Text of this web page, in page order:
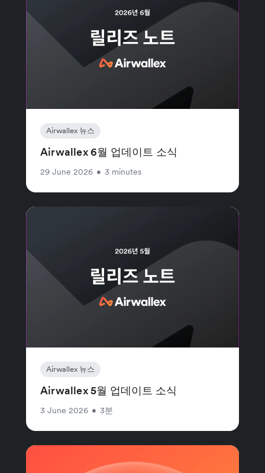
Airwallex 뉴스
Airwallex 6월 업데이트 소식
29 June 2026 • 3 minutes
Airwallex 뉴스
Airwallex 5월 업데이트 소식
3 June 2026 • 3분